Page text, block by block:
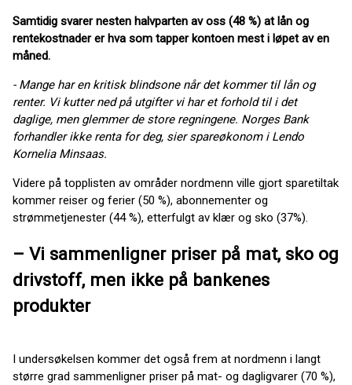
Samtidig svarer nesten halvparten av oss (48 %) at lån og
rentekostnader er hva som tapper kontoen mest i løpet av en
måned.
- Mange har en kritisk blindsone når det kommer til lån og
renter. Vi kutter ned på utgifter vi har et forhold til i det
daglige, men glemmer de store regningene. Norges Bank
forhandler ikke renta for deg, sier spareøkonom i Lendo
Kornelia Minsaas.
Videre på topplisten av områder nordmenn ville gjort sparetiltak
kommer reiser og ferier (50 %), abonnementer og
strømmetjenester (44 %), etterfulgt av klær og sko (37%).
– Vi sammenligner priser på mat, sko og
drivstoff, men ikke på bankenes
produkter
I undersøkelsen kommer det også frem at nordmenn i langt
større grad sammenligner priser på mat- og dagligvarer (70 %),